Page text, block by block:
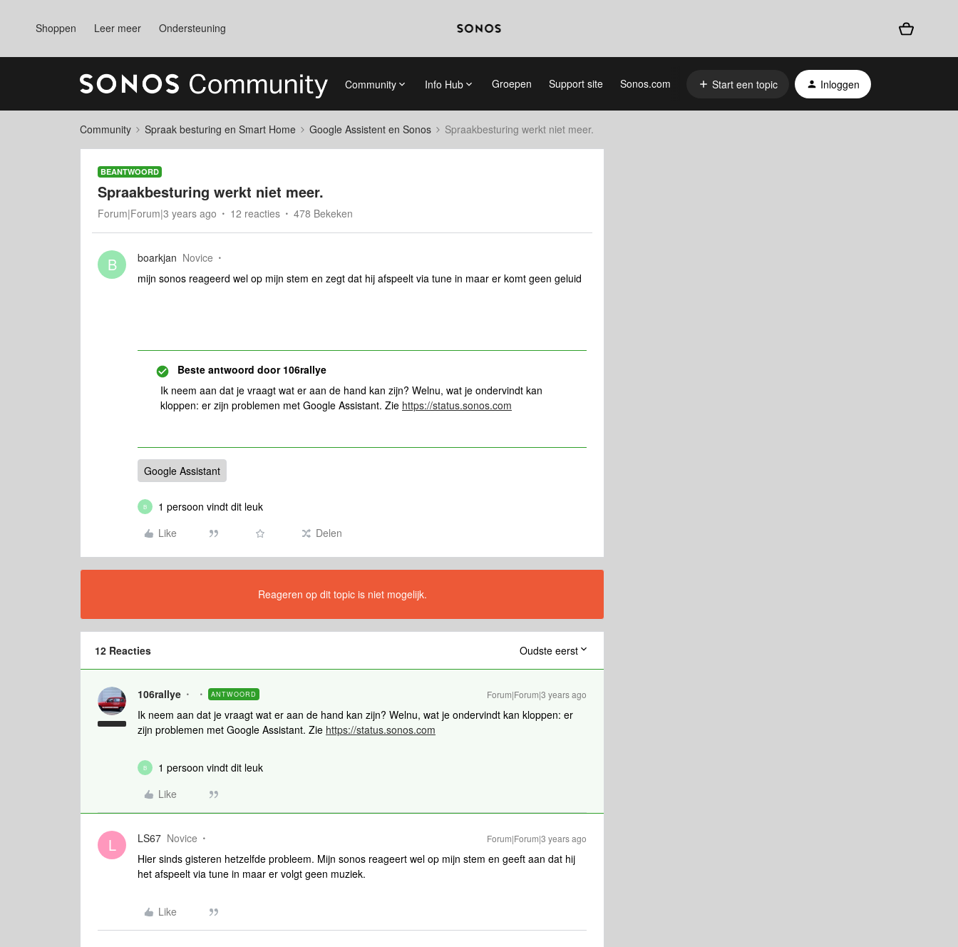
Shoppen Leer meer Ondersteuning
Community Info Hub Groepen Support site Sonos.com Start een topic Inloggen
Community Spraak besturing en Smart Home Google Assistent en Sonos Spraakbesturing werkt niet meer.
BEANTWOORD
Spraakbesturing werkt niet meer.
Forum|Forum|3 years ago 12 reacties 478 Bekeken
B boarkjan Novice
mijn sonos reageerd wel op mijn stem en zegt dat hij afspeelt via tune in maar er komt geen geluid
Beste antwoord door106rallye
Ik neem aan dat je vraagt wat er aan de hand kan zijn? Welnu, wat je ondervindt kan
kloppen: er zijn problemen met Google Assistant. Zie https://status.sonos.com
Google Assistant
B
1 persoon vindt dit leuk
Like
Delen
Reageren op dit topic is niet mogelijk.
12 Reacties Oudste eerst
106rallye ANTWOORD Forum|Forum|3 years ago
Ik neem aan dat je vraagt wat er aan de hand kan zijn? Welnu, wat je ondervindt kan kloppen: er
zijn problemen met Google Assistant. Zie https://status.sonos.com
B
1 persoon vindt dit leuk
Like
L LS67 Novice Forum|Forum|3 years ago
Hier sinds gisteren hetzelfde probleem. Mijn sonos reageert wel op mijn stem en geeft aan dat hij
het afspeelt via tune in maar er volgt geen muziek.
Like